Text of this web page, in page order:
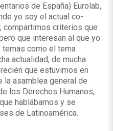
de España) Eurolab,
yo soy el actual co-
compartimos criterios que
que interesan al que yo
como el tema
actualidad, de mucha
que estuvimos en
la asamblea general de
los Derechos Humanos,
hablábamos y se
de Latinoamérica.